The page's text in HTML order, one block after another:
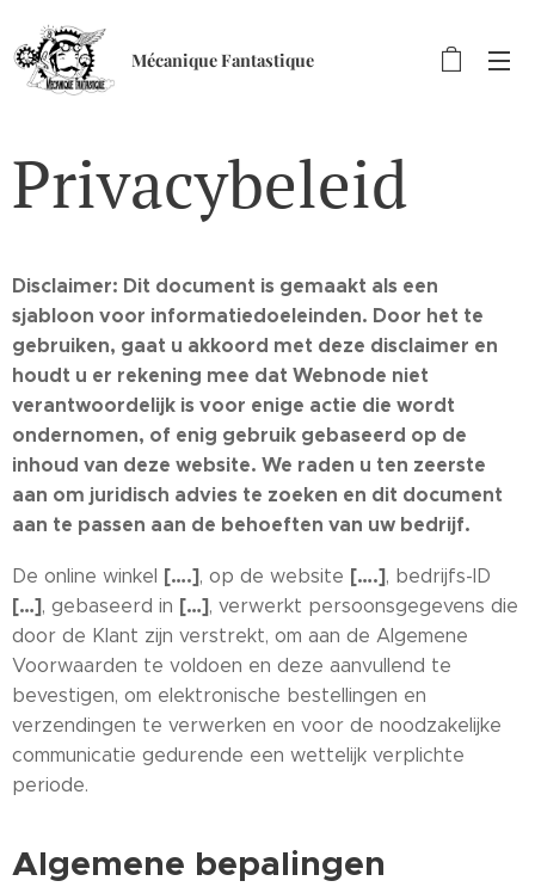
Mécanique Fantastique
Privacybeleid
Disclaimer: Dit document is gemaakt als een
sjabloon voor informatiedoeleinden. Door het te
gebruiken, gaat u akkoord met deze disclaimer en
houdt u er rekening mee dat Webnode niet
verantwoordelijk is voor enige actie die wordt
ondernomen, of enig gebruik gebaseerd op de
inhoud van deze website. We raden u ten zeerste
aan om juridisch advies te zoeken en dit document
aan te passen aan de behoeften van uw bedrijf.
De online winkel [….], op de website [….], bedrijfs-ID
[…], gebaseerd in […], verwerkt persoonsgegevens die
door de Klant zijn verstrekt, om aan de Algemene
Voorwaarden te voldoen en deze aanvullend te
bevestigen, om elektronische bestellingen en
verzendingen te verwerken en voor de noodzakelijke
communicatie gedurende een wettelijk verplichte
periode.
Algemene bepalingen